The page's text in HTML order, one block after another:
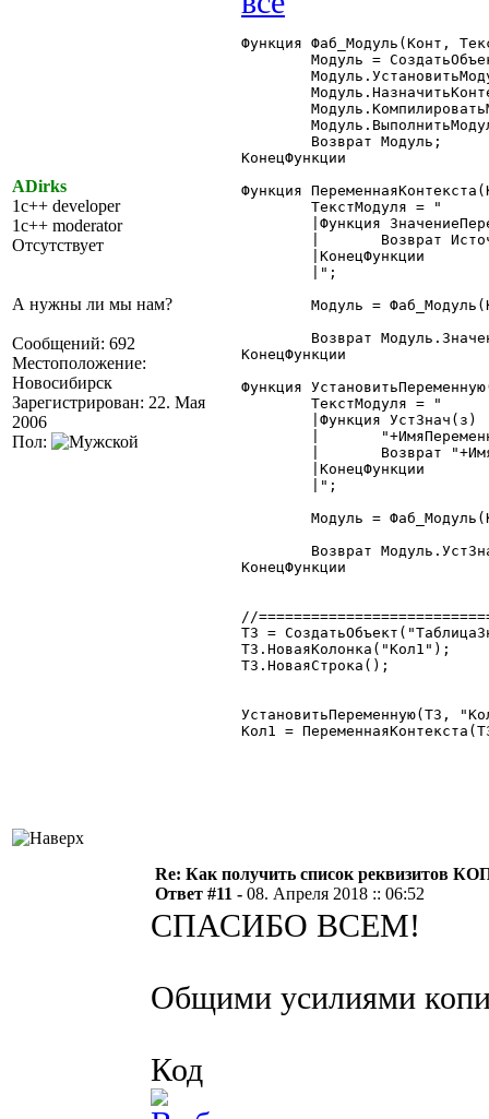
ADirks
1c++ developer
1c++ moderator
Отсутствует
А нужны ли мы нам?
Сообщений: 692
Местоположение:
Новосибирск
Зарегистрирован: 22. Мая
2006
Пол:
Функция Фаб_Модуль(Конт,
КонецФункции
Функция
КонецФункции
Функция
КонецФункции
//
ТЗ =
ТЗ.НоваяКолонка("Кол1");
ТЗ.НоваяСтрока();
УстановитьПеременную(ТЗ,
Кол1 =
Re: Как получить список реквизитов
Ответ #11 - 08. Апреля 2018 :: 06:52
СПАСИБО ВСЕМ!
Общими усилиями
Код